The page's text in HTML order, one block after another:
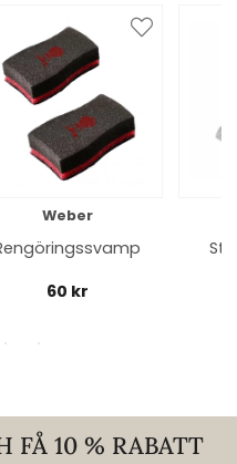
Weber
60 kr
FÅ 10 % RABATT